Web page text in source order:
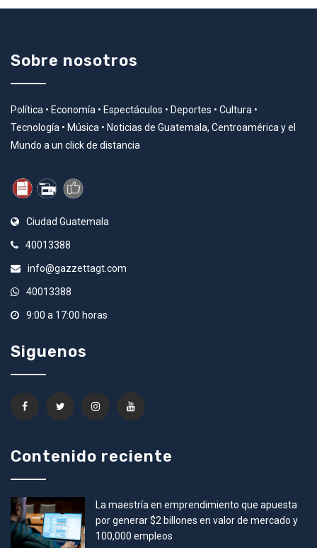
Sobre nosotros
Política • Economía • Espectáculos • Deportes • Cultura •
Tecnología • Música • Noticias de Guatemala, Centroamérica y el
Mundo a un click de distancia
Ciudad Guatemala
40013388
info@gazzettagt.com
40013388
9:00 a 17:00 horas
Siguenos
Contenido reciente
La maestría en emprendimiento que apuesta
por generar $2 billones en valor de mercado y
100,000 empleos